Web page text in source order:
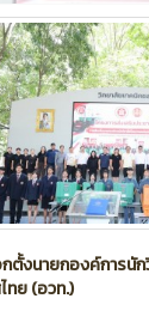
กตั้งนายกองค์การนั
ทย (อวท.)